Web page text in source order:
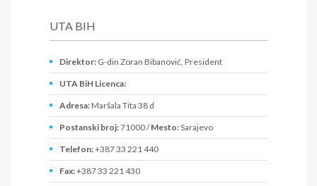
UTA BIH
Direktor: G-din Zoran Bibanović, President
UTA BiH Licenca:
Adresa: Maršala Tita 38 d
Postanski broj:71000 /Mesto:Sarajevo
Telefon:+387 33 221 440
Fax:+387 33 221 430